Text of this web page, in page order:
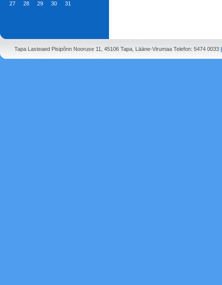
27
28 29 30 31
Tapa Lasteaed Pisipõnn Nooruse 11, 45106 Tapa, Lääne-Virumaa Telefon: 5474 0033